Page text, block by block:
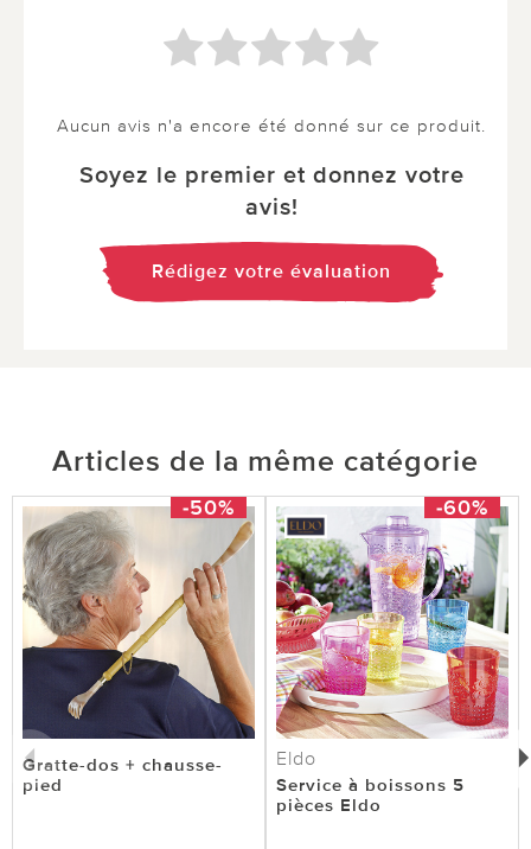
Aucun avis n'a encore été donné sur ce produit.
Soyez le premier et donnez votre
avis!
Rédigez votre évaluation
Articles de la même catégorie
-50%
Gratte-dos + chausse-
pied
-60%
Eldo
Service à boissons 5
pièces Eldo